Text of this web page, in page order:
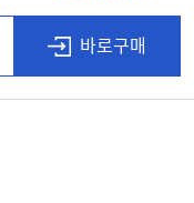
바로구매